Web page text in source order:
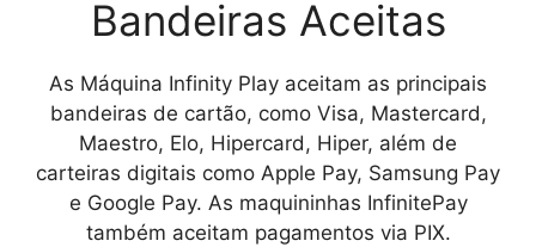
Bandeiras Aceitas
As Máquina Infinity Play aceitam as principais
bandeiras de cartão, como Visa, Mastercard,
Maestro, Elo, Hipercard, Hiper, além de
carteiras digitais como Apple Pay, Samsung Pay
e Google Pay. As maquininhas InfinitePay
também aceitam pagamentos via PIX.